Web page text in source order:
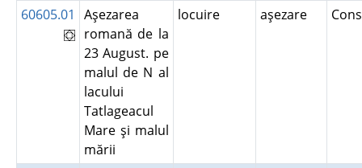
60605.01
Aşezarea
romană de la
23 August. pe
malul de N al
lacului
Tatlageacul
Mare şi malul
mării
locuire aşezare